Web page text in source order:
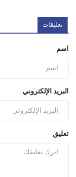
تعليقات
اسم
البريد الإلكتروني
تعليق